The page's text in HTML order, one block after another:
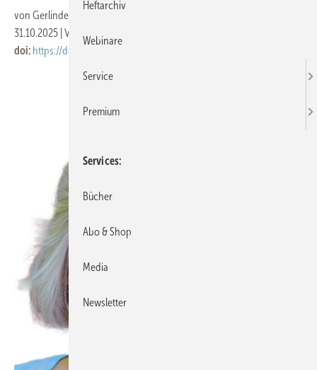
von Gerlinde Schriever-Schwemmer
31.10.2025 Veröffentlicht in
doi: https://doi.org/10.17147/asu-1-488040
Heftarchiv
Webinare
Service
Premium
Services
Bücher
Abo & Shop
Media
Newsletter